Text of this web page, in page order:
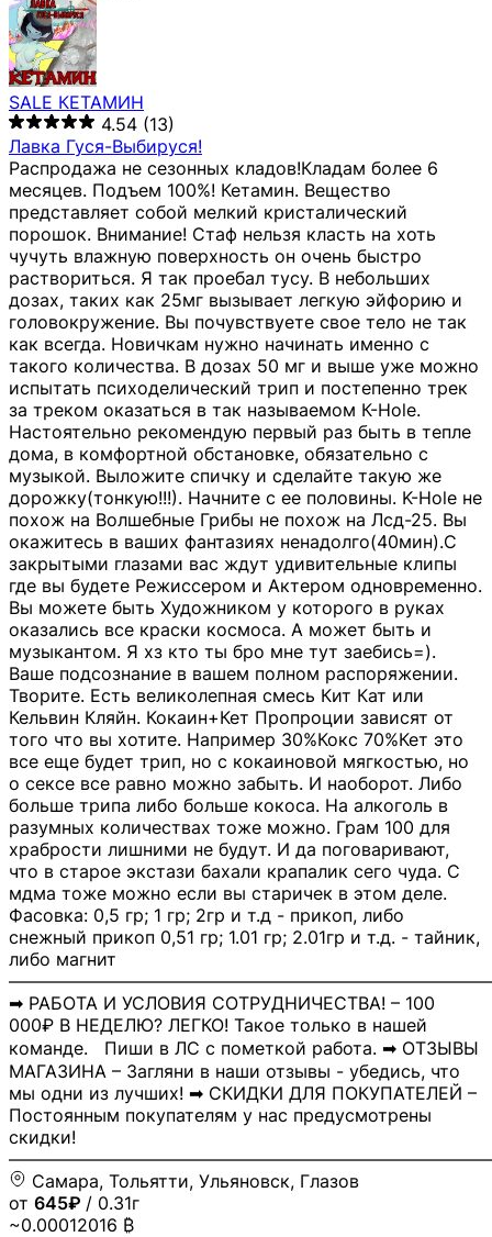
SALE КЕТАМИН
4.54 (13)
Лавка Гуся-Выбируся!
Распродажа не сезонных кладов!Кладам более 6
месяцев. Подъем 100%! Кетамин. Вещество
представляет собой мелкий кристалический
порошок. Внимание! Стаф нельзя класть на хоть
чучуть влажную поверхность он очень быстро
раствориться. Я так проебал тусу. В небольших
дозах, таких как 25мг вызывает легкую эйфорию и
головокружение. Вы почувствуете свое тело не так
как всегда. Новичкам нужно начинать именно с
такого количества. В дозах 50 мг и выше уже можно
испытать психоделический трип и постепенно трек
за треком оказаться в так называемом К-Hole.
Настоятельно рекомендую первый раз быть в тепле
дома, в комфортной обстановке, обязательно с
музыкой. Выложите спичку и сделайте такую же
дорожку(тонкую!!!). Начните с ее половины. K-Hole не
похож на Волшебные Грибы не похож на Лсд-25. Вы
окажитесь в ваших фантазиях ненадолго(40мин).С
закрытыми глазами вас ждут удивительные клипы
где вы будете Режиссером и Актером одновременно.
Вы можете быть Художником у которого в руках
оказались все краски космоса. А может быть и
музыкантом. Я хз кто ты бро мне тут заебись=).
Ваше подсознание в вашем полном распоряжении.
Творите. Есть великолепная смесь Кит Кат или
Кельвин Кляйн. Кокаин+Кет Пропроции зависят от
того что вы хотите. Например 30%Кокс 70%Кет это
все еще будет трип, но с кокаиновой мягкостью, но
о сексе все равно можно забыть. И наоборот. Либо
больше трипа либо больше кокоса. На алкоголь в
разумных количествах тоже можно. Грам 100 для
храбрости лишними не будут. И да поговаривают,
что в старое экстази бахали крапалик сего чуда. С
мдма тоже можно если вы старичек в этом деле.
Фасовка: 0,5 гр; 1 гр; 2гр и т.д - прикоп, либо
снежный прикоп 0,51 гр; 1.01 гр; 2.01гр и т.д. - тайник,
либо магнит
➡ РАБОТА И УСЛОВИЯ СОТРУДНИЧЕСТВА! – 100
000₽ В НЕДЕЛЮ? ЛЕГКО! Такое только в нашей
команде. Пиши в ЛС с пометкой работа. ➡ ОТЗЫВЫ
МАГАЗИНА – Загляни в наши отзывы - убедись, что
мы одни из лучших! ➡ СКИДКИ ДЛЯ ПОКУПАТЕЛЕЙ –
Постоянным покупателям у нас предусмотрены
скидки!
Самара, Тольятти, Ульяновск, Глазов
от 645₽ / 0.31г
~0.00012016 ₿